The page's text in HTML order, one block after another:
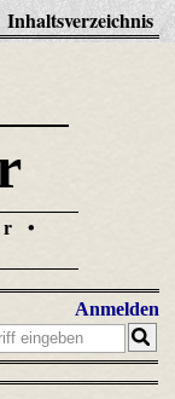
Inhaltsverzeichnis
•
Anmelden